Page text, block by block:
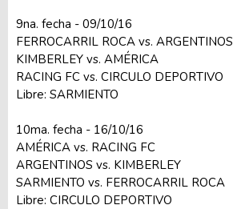
9na. fecha - 09/10/16
FERROCARRIL ROCA vs. ARGENTINOS
KIMBERLEY vs. AMÉRICA
RACING FC vs. CIRCULO DEPORTIVO
Libre: SARMIENTO
10ma. fecha - 16/10/16
AMÉRICA vs. RACING FC
ARGENTINOS vs. KIMBERLEY
SARMIENTO vs. FERROCARRIL ROCA
Libre: CIRCULO DEPORTIVO